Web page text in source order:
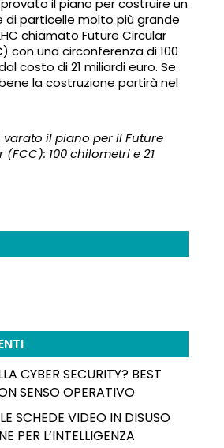
di particelle molto più grande
chiamato Future Circular
con una circonferenza di 100
costo di 21 miliardi euro. Se
la costruzione partirà nel
varato il piano per il Future
100 chilometri e 21
CYBER SECURITY? BEST
SENSO OPERATIVO
SCHEDE VIDEO IN DISUSO
PER L’INTELLIGENZA